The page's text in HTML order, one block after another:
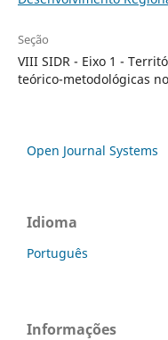
Seção
VIII SIDR - Eixo 1 -
teórico-metodológicas
Open Journal Systems
Idioma
Português
Informações